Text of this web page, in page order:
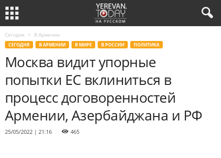
Сегодня В Армении
СЕГОДНЯ В АРМЕНИИ В МИРЕ В РОССИИ ПОЛИТИКА
Москва видит упорные
попытки ЕС вклиниться в
процесс договоренностей
Армении, Азербайджана и РФ
25/05/2022 | 21:16 465